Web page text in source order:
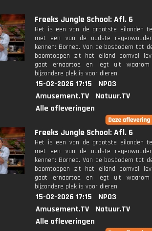
Freeks Jungle School: Afl. 6
Het is een van de grootste eilanden
met een van de oudste
kennen: Borneo. Van de bosbodem tot
boomtoppen zit het eiland bomvol
gaat ernaartoe en legt uit
bijzondere plek is voor dieren.
15-02-2026 17:15
NPO3
Amusement.TV
Natuur.TV
Alle afleveringen
Freeks Jungle School: Afl. 6
Het is een van de grootste eilanden
met een van de oudste
kennen: Borneo. Van de bosbodem tot
boomtoppen zit het eiland bomvol
gaat ernaartoe en legt uit
bijzondere plek is voor dieren.
15-02-2026 17:15
NPO3
Amusement.TV
Natuur.TV
Alle afleveringen